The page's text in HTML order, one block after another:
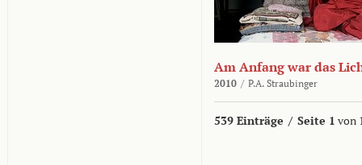
Am Anfang war das
2010 / P.A. Straubinger
539 Einträge / Seite 1 von